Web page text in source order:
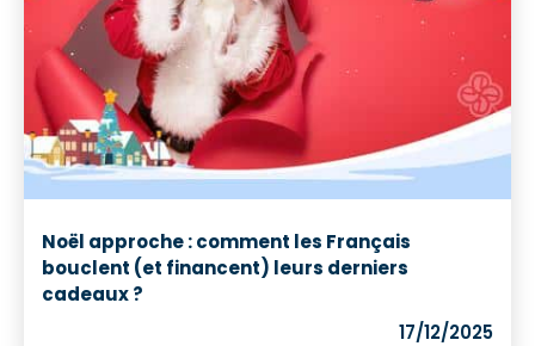
Noël approche : comment les Français
bouclent (et financent) leurs derniers
cadeaux ?
17/12/2025